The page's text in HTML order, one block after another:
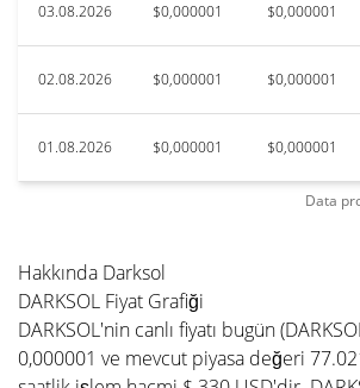
03.08.2026 $0,000001 $0,000001
02.08.2026 $0,000001 $0,000001
01.08.2026 $0,000001 $0,000001
Data
Hakkında Darksol
DARKSOL Fiyat Grafiği
DARKSOL'nin canlı fiyatı bugün
0,000001 ve mevcut piyasa değeri